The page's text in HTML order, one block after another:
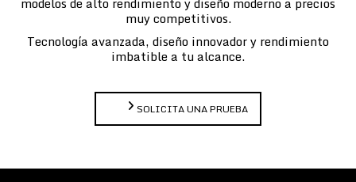
muy competitivos.
Tecnología avanzada, diseño innovador y rendimiento
imbatible a tu alcance.
SOLICITA UNA PRUEBA